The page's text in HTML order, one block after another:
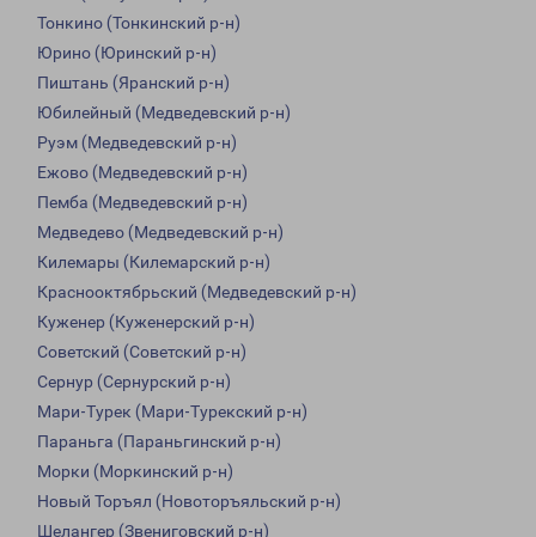
Тонкино (Тонкинский р-н)
Юрино (Юринский р-н)
Пиштань (Яранский р-н)
Юбилейный (Медведевский р-н)
Руэм (Медведевский р-н)
Ежово (Медведевский р-н)
Пемба (Медведевский р-н)
Медведево (Медведевский р-н)
Килемары (Килемарский р-н)
Краснооктябрьский (Медведевский р-н)
Куженер (Куженерский р-н)
Советский (Советский р-н)
Сернур (Сернурский р-н)
Мари-Турек (Мари-Турекский р-н)
Параньга (Параньгинский р-н)
Морки (Моркинский р-н)
Новый Торъял (Новоторъяльский р-н)
Шелангер (Звениговский р-н)